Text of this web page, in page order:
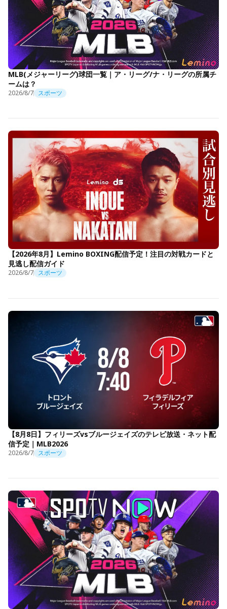
MLB(メジャーリーグ)球団一覧｜ア・リーグ/ナ・リーグの所属チ
ームは？
2026/8/7 スポーツ
【2026年8月】Lemino BOXING配信予定！注目の対戦カードと
見逃し配信ガイド
2026/8/7 スポーツ
【8月8日】フィリーズvsブルージェイズのテレビ放送・ネット配
信予定｜MLB2026
2026/8/7 スポーツ